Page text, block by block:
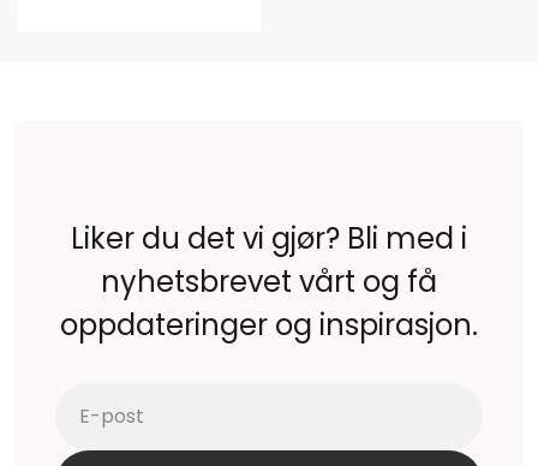
Liker du det vi gjør? Bli med i
nyhetsbrevet vårt og få
oppdateringer og inspirasjon.